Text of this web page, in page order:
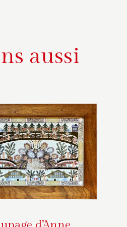
aussi